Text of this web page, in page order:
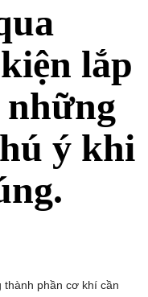
lắp
những
ý khi
thành phần cơ khí cần